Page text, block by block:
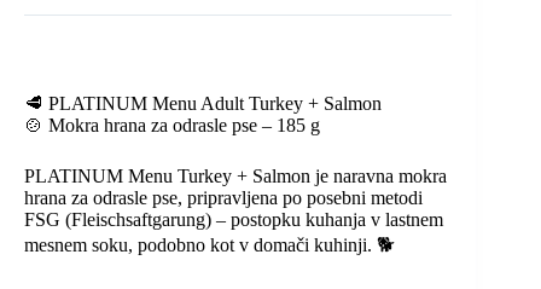
🥩 PLATINUM Menu Adult Turkey + Salmon
🍲 Mokra hrana za odrasle pse – 185 g
PLATINUM Menu Turkey + Salmon je naravna mokra
hrana za odrasle pse, pripravljena po posebni metodi
FSG (Fleischsaftgarung) – postopku kuhanja v lastnem
mesnem soku, podobno kot v domači kuhinji. 🐕